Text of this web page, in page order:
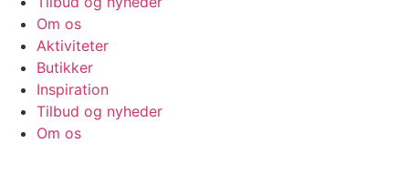
Om os
Aktiviteter
Butikker
Inspiration
Tilbud og nyheder
Om os